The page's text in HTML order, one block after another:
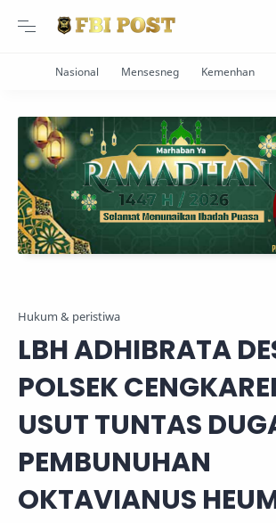
Hukum & peristiwa
LBH ADHIBRATA
POLSEK
USUT TUNTAS
PEMBUNUHAN
OKTAVIANUS